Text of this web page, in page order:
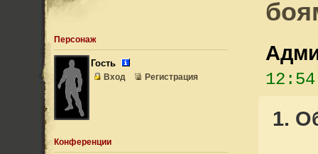
Персонаж
Гость
Вход Регистрация
Конференции
12:54
1.